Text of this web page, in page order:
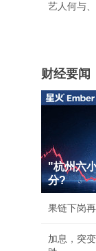
艺人何与
财经要闻
"杭州六
分?
果链下岗
加息，突